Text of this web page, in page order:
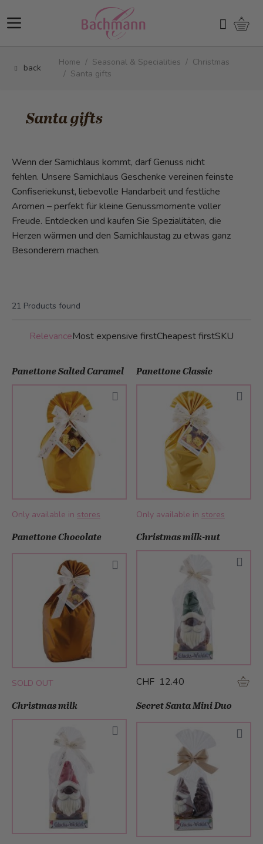
Search
back
Home / Seasonal & Specialities / Christmas
/ Santa gifts
Santa gifts
Wenn der Samichlaus kommt, darf Genuss nicht
fehlen. Unsere Samichlaus Geschenke vereinen feinste
Confiseriekunst, liebevolle Handarbeit und festliche
Aromen – perfekt für kleine Genussmomente voller
Freude. Entdecken und kaufen Sie Spezialitäten, die
Herzen wärmen und den Samichlaustag zu etwas ganz
Besonderem machen.
21 Products found
RelevanceMost expensive firstCheapest firstSKU
Panettone Salted Caramel
Only available in stores
Panettone Classic
Only available in stores
Panettone Chocolate
SOLD OUT
Christmas milk-nut
CHF 12.40
Christmas milk Secret Santa Mini Duo